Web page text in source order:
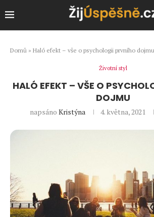
Domů » Haló efekt – vše o psychologii prvního dojmu
Životní styl
HALÓ EFEKT – VŠE O
DOJMU
napsáno Kristýna 4. května, 2021